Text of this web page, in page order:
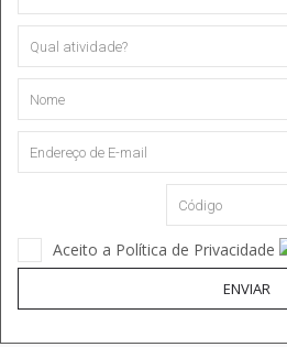
Aceito a Política de Privacidade
ENVIAR